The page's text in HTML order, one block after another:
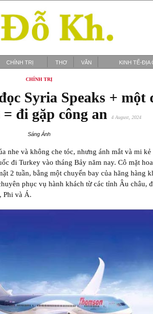
CHÍNH TRỊ THƠ VĂN KINH TẾ-ĐỊA
CHÍNH TRỊ
Syria Speaks + một
đi gặp công an
4 August, 2024
Sáng Ánh
nhe và không che tóc, nhưng ánh mắt và mi kẻ
đi Turkey vào tháng Bảy năm nay. Cô mặt
2 tuần, bằng một chuyến bay của hãng hàng
phục vụ hành khách từ các tỉnh Âu châu,
Phi và Á.